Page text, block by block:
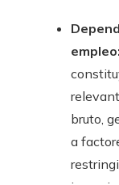
empleo:
bruto,
a